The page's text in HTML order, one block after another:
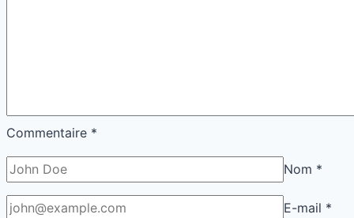
Commentaire *
Nom *
E-mail *